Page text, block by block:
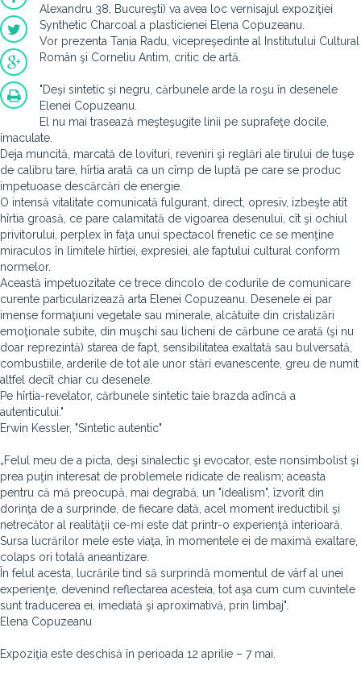
Alexandru 38, Bucureşti) va avea loc vernisajul expoziţiei
Synthetic Charcoal a plasticienei Elena Copuzeanu.
Vor prezenta Tania Radu, vicepreşedinte al Institutului Cultural
Român şi Corneliu Antim, critic de artă.
"Deşi sintetic şi negru, cărbunele arde la roşu în desenele
Elenei Copuzeanu.
El nu mai trasează meşteşugite linii pe suprafeţe docile,
imaculate.
Deja muncită, marcată de lovituri, reveniri şi reglări ale tirului de tuşe
de calibru tare, hîrtia arată ca un cîmp de luptă pe care se produc
impetuoase descărcări de energie.
O intensă vitalitate comunicată fulgurant, direct, opresiv, izbeşte atît
hîrtia groasă, ce pare calamitată de vigoarea desenului, cît şi ochiul
privitorului, perplex în faţa unui spectacol frenetic ce se menţine
miraculos în limitele hîrtiei, expresiei, ale faptului cultural conform
normelor.
Această impetuozitate ce trece dincolo de codurile de comunicare
curente particularizează arta Elenei Copuzeanu. Desenele ei par
imense formaţiuni vegetale sau minerale, alcătuite din cristalizări
emoţionale subite, din muşchi sau licheni de cărbune ce arată (şi nu
doar reprezintă) starea de fapt, sensibilitatea exaltată sau bulversată,
combustiile, arderile de tot ale unor stări evanescente, greu de numit
altfel decît chiar cu desenele.
Pe hîrtia-revelator, cărbunele sintetic taie brazda adîncă a
autenticului."
Erwin Kessler, "Sintetic autentic"
„Felul meu de a picta, deşi sinalectic şi evocator, este nonsimbolist şi
prea puţin interesat de problemele ridicate de realism; aceasta
pentru că mă preocupă, mai degrabă, un "idealism", îzvorît din
dorinţa de a surprinde, de fiecare dată, acel moment ireductibil şi
netrecător al realităţii ce-mi este dat printr-o experienţă interioară.
Sursa lucrărilor mele este viaţa, în momentele ei de maximă exaltare,
colaps ori totală aneantizare.
În felul acesta, lucrările tind să surprindă momentul de vârf al unei
experienţe, devenind reflectarea acesteia, tot aşa cum cum cuvintele
sunt traducerea ei, imediată şi aproximativă, prin limbaj".
Elena Copuzeanu
Expoziţia este deschisă în perioada 12 aprilie – 7 mai.